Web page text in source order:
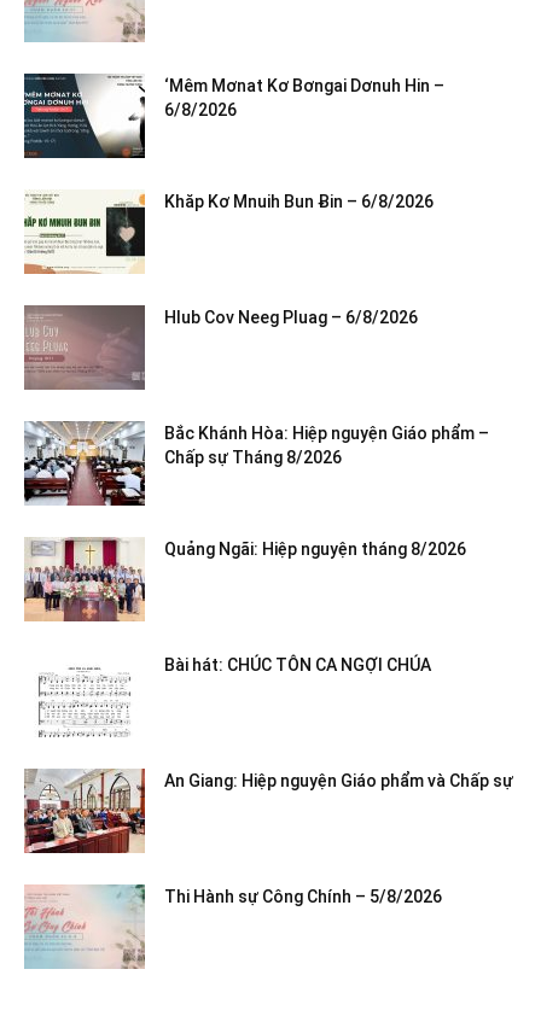
‘Mêm Mơnat Kơ Bơngai Dơnuh Hin –
6/8/2026
Khăp Kơ Mnuih Bun Ƀin – 6/8/2026
Hlub Cov Neeg Pluag – 6/8/2026
Bắc Khánh Hòa: Hiệp nguyện Giáo phẩm –
Chấp sự Tháng 8/2026
Quảng Ngãi: Hiệp nguyện tháng 8/2026
Bài hát: CHÚC TÔN CA NGỢI CHÚA
An Giang: Hiệp nguyện Giáo phẩm và Chấp sự
Thi Hành sự Công Chính – 5/8/2026